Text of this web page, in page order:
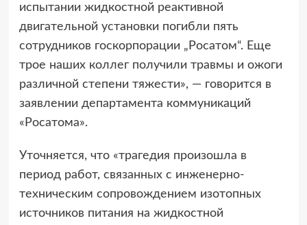
испытании жидкостной реактивной
двигательной установки погибли пять
сотрудников госкорпорации „Росатом“. Еще
трое наших коллег получили травмы и ожоги
различной степени тяжести», — говорится в
заявлении департамента коммуникаций
«Росатома».
Уточняется, что «трагедия произошла в
период работ, связанных с инженерно-
техническим сопровождением изотопных
источников питания на жидкостной